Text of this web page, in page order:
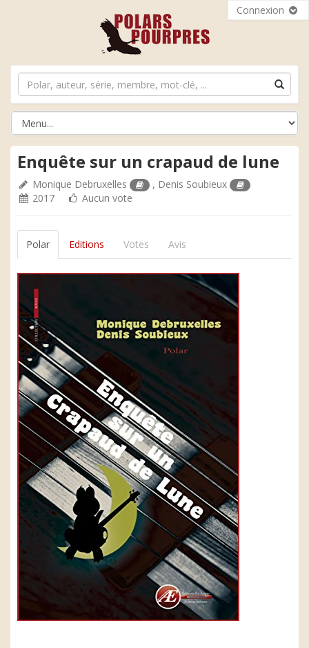
Connexion
Enquête sur un crapaud de lune
Monique Debruxelles , Denis Soubieux
2017
Aucun vote
Polar Editions Votes Avis